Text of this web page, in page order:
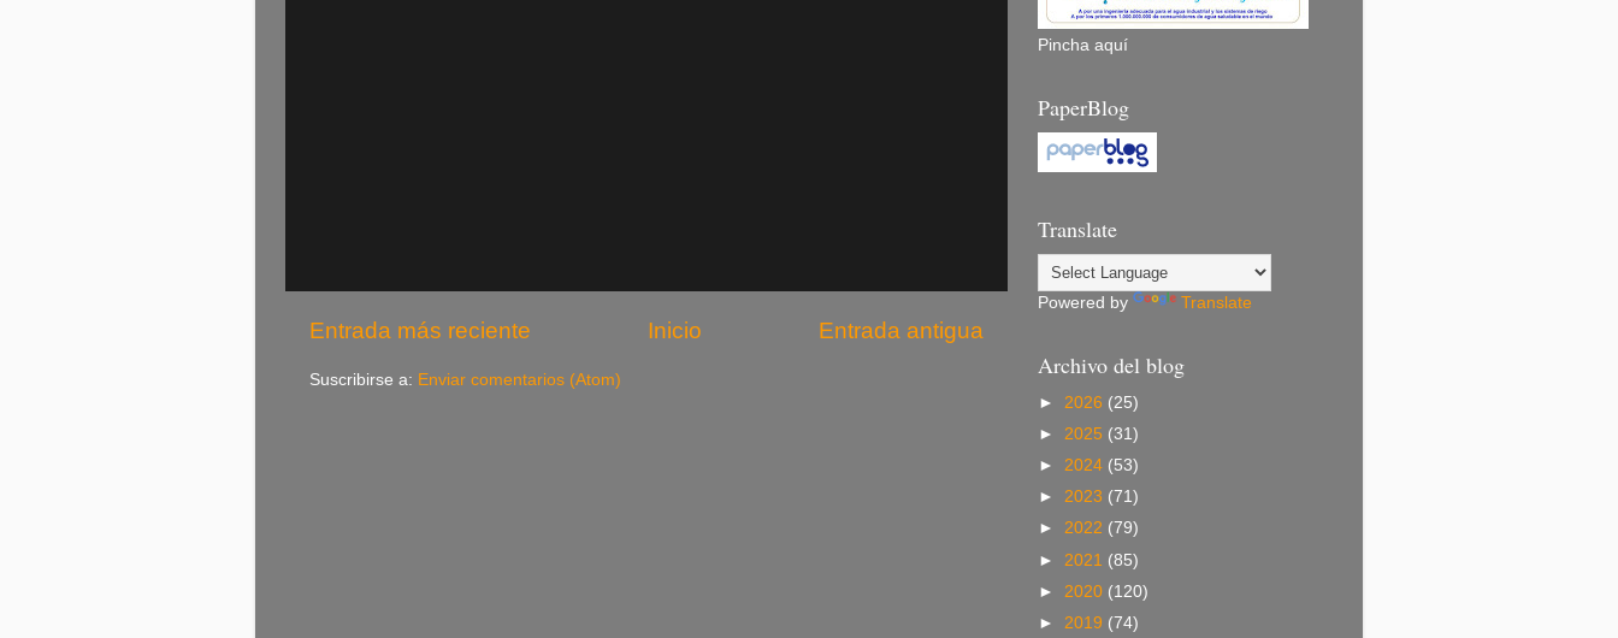
Entrada más reciente Entrada antigua
Inicio
Suscribirse a: Enviar comentarios (Atom)
Pincha aquí
PaperBlog
Translate
Powered by Translate
Archivo del blog
► 2026 (25)
► 2025 (31)
► 2024 (53)
► 2023 (71)
► 2022 (79)
► 2021 (85)
► 2020 (120)
► 2019 (74)